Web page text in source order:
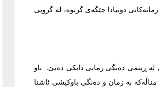
کوێی زمانەکانی دونیادا جێگەی گرتوە، لە گروپی
لە ڕیتمی دەنگی زمانی دایکی دەبێ. ناو
بە زمان و دەنگی باوکیشی ئاشنا